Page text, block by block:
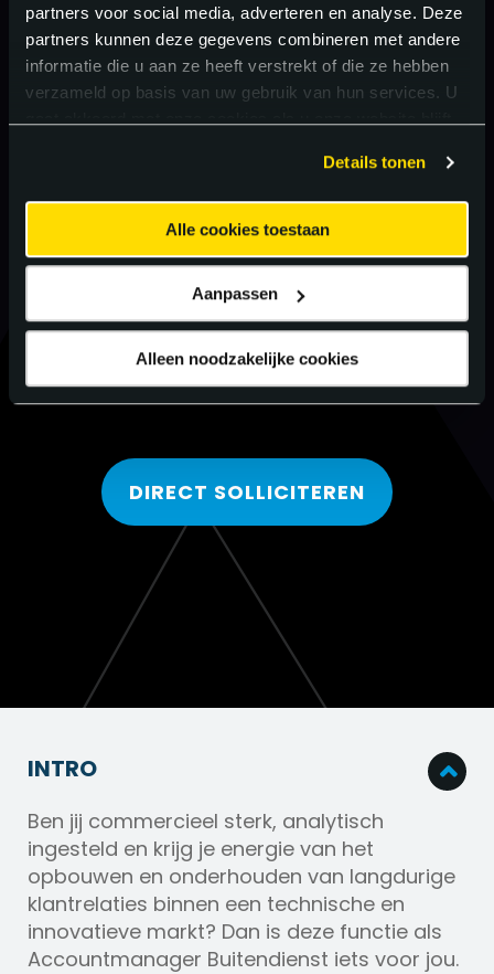
partners voor social media, adverteren en analyse. Deze
partners kunnen deze gegevens combineren met andere
informatie die u aan ze heeft verstrekt of die ze hebben
verzameld op basis van uw gebruik van hun services. U
Details tonen
Alle cookies toestaan
Aanpassen
Alleen noodzakelijke cookies
DIRECT SOLLICITEREN
INTRO
Ben jij commercieel sterk, analytisch
ingesteld en krijg je energie van het
opbouwen en onderhouden van langdurige
klantrelaties binnen een technische en
innovatieve markt? Dan is deze functie als
Accountmanager Buitendienst iets voor jou.